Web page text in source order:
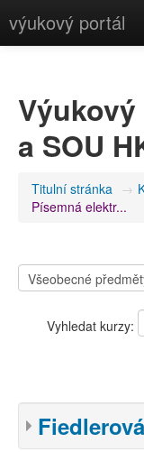
výukový portál
Výukový
a SOU
Titulní stránka →
Písemná elektr...
Vyhledat kurzy: